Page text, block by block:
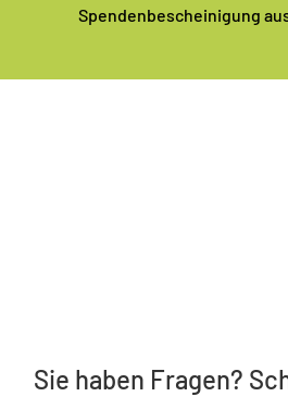
Spendenbescheinigung
Sie haben Fragen?